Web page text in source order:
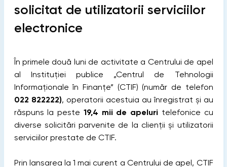
solicitat de utilizatorii serviciilor
electronice
În primele două luni de activitate a Centrului de apel
al Instituției publice „Centrul de Tehnologii
Informaționale în Finanțe” (CTIF) (număr de telefon
022 822222), operatorii acestuia au înregistrat și au
răspuns la peste 19,4 mii de apeluri telefonice cu
diverse solicitări parvenite de la clienții și utilizatorii
serviciilor prestate de CTIF.
Prin lansarea la 1 mai curent a Centrului de apel, CTIF